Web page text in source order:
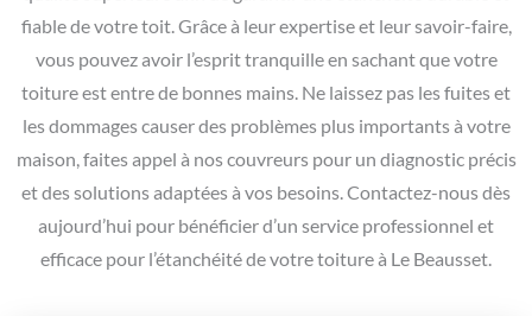
fiable de votre toit. Grâce à leur expertise et leur savoir-faire,
vous pouvez avoir l’esprit tranquille en sachant que votre
toiture est entre de bonnes mains. Ne laissez pas les fuites et
les dommages causer des problèmes plus importants à votre
maison, faites appel à nos couvreurs pour un diagnostic précis
et des solutions adaptées à vos besoins. Contactez-nous dès
aujourd’hui pour bénéficier d’un service professionnel et
efficace pour l’étanchéité de votre toiture à Le Beausset.